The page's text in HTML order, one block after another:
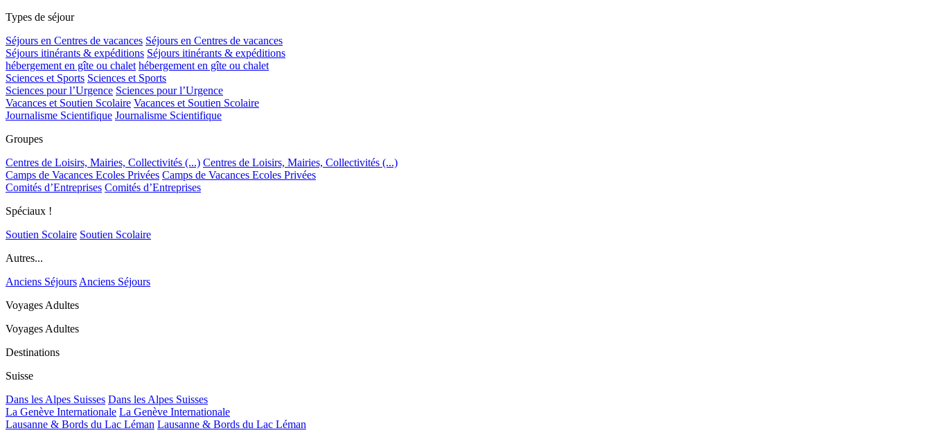
Types de séjour
Séjours en Centres de vacances Séjours en Centres de vacances
Séjours itinérants & expéditions Séjours itinérants & expéditions
hébergement en gîte ou chalet hébergement en gîte ou chalet
Sciences et Sports Sciences et Sports
Sciences pour l’Urgence Sciences pour l’Urgence
Vacances et Soutien Scolaire Vacances et Soutien Scolaire
Journalisme Scientifique Journalisme Scientifique
Groupes
Centres de Loisirs, Mairies, Collectivités (...) Centres de Loisirs, Mairies, Collectivités (...)
Camps de Vacances Ecoles Privées Camps de Vacances Ecoles Privées
Comités d’Entreprises Comités d’Entreprises
Spéciaux !
Soutien Scolaire Soutien Scolaire
Autres...
Anciens Séjours Anciens Séjours
Voyages Adultes
Voyages Adultes
Destinations
Suisse
Dans les Alpes Suisses Dans les Alpes Suisses
La Genève Internationale La Genève Internationale
Lausanne & Bords du Lac Léman Lausanne & Bords du Lac Léman